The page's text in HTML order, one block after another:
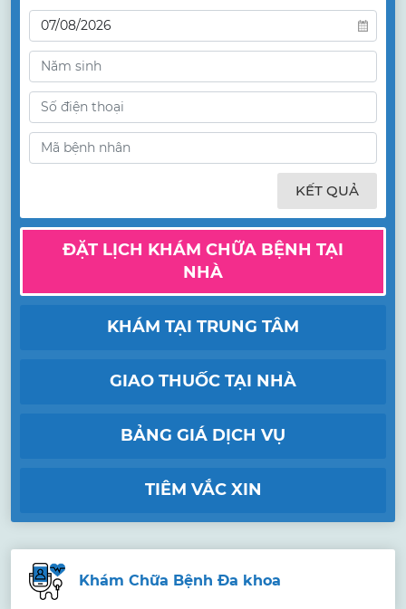
KẾT QUẢ
ĐẶT LỊCH KHÁM CHỮA BỆNH TẠI
NHÀ
KHÁM TẠI TRUNG TÂM
GIAO THUỐC TẠI NHÀ
BẢNG GIÁ DỊCH VỤ
TIÊM VẮC XIN
Khám Chữa Bệnh Đa khoa